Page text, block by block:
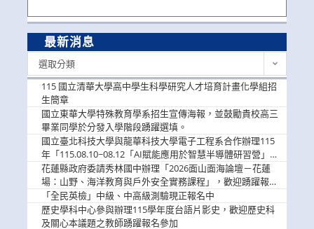
最新消息
選取分類
115 國立清華大學高中學生科學研究人才培育計畫化學組招
生簡章
國立東華大學特殊教育學系招生宣傳海報，並鼓勵貴校高三
畢業同學於分發入學階段踴躍選填。
國立臺北科技大學與龍華科技大學電子工程系合作辦理115
年「115.08.10~08.12「AI賦能應用於智慧半導體研習營」，
歡迎學生踴躍報名參加
花蓮縣政府委請秀林國中辦理「2026面山面海論壇－花蓮
場：山野、海洋教育與戶外安全實務課程」，歡迎踴躍報名
參加
「全民英檢」中級、中高級測驗現正報名中
歷史學科中心參與辦理115學年度台語片影史，歡迎歷史科
及關心本議題之教師踴躍報名參加